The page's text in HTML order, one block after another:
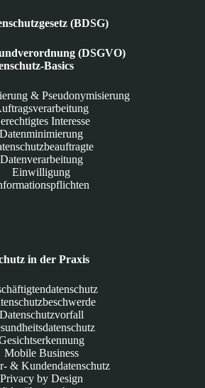
(BDSG)
(DSGVO)
Basics
& Pseudonymisierung
Interesse
Datenminimierung
Datenverarbeitung
Einwilligung
in der Praxis
Datenschutzvorfall
Mobile Business
& Kundendatenschutz
Privacy by Design